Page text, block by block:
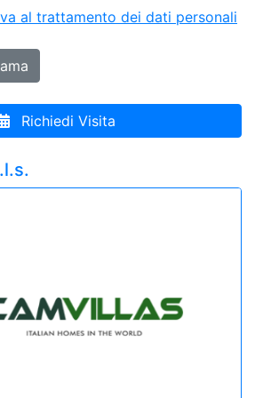
al trattamento dei dati personali
Richiedi Visita